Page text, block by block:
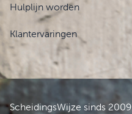
Hulplijn worden
Klantervaringen
ScheidingsWijze sinds 2009